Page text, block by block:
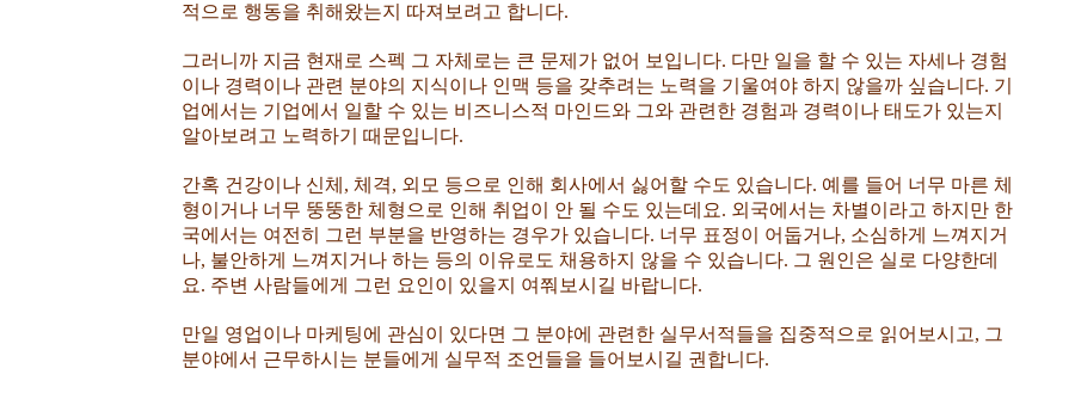
적으로 행동을 취해왔는지 따져보려고 합니다.
그러니까 지금 현재로 스펙 그 자체로는 큰 문제가 없어 보입니다. 다만 일을 할 수 있는 자세나 경험
이나 경력이나 관련 분야의 지식이나 인맥 등을 갖추려는 노력을 기울여야 하지 않을까 싶습니다. 기
업에서는 기업에서 일할 수 있는 비즈니스적 마인드와 그와 관련한 경험과 경력이나 태도가 있는지
알아보려고 노력하기 때문입니다.
간혹 건강이나 신체, 체격, 외모 등으로 인해 회사에서 싫어할 수도 있습니다. 예를 들어 너무 마른 체
형이거나 너무 뚱뚱한 체형으로 인해 취업이 안 될 수도 있는데요. 외국에서는 차별이라고 하지만 한
국에서는 여전히 그런 부분을 반영하는 경우가 있습니다. 너무 표정이 어둡거나, 소심하게 느껴지거
나, 불안하게 느껴지거나 하는 등의 이유로도 채용하지 않을 수 있습니다. 그 원인은 실로 다양한데
요. 주변 사람들에게 그런 요인이 있을지 여쭤보시길 바랍니다.
만일 영업이나 마케팅에 관심이 있다면 그 분야에 관련한 실무서적들을 집중적으로 읽어보시고, 그
분야에서 근무하시는 분들에게 실무적 조언들을 들어보시길 권합니다.